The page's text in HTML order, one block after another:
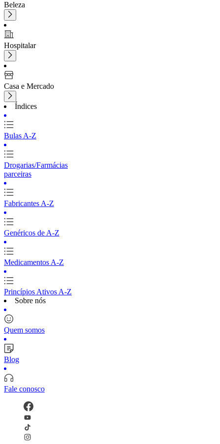
Beleza
Hospitalar
Casa e Mercado
Índices
Bulas A-Z
Drogarias/Farmácias
parceiras
Fabricantes A-Z
Genéricos de A-Z
Medicamentos A-Z
Princípios Ativos A-Z
Sobre nós
Quem somos
Blog
Fale conosco